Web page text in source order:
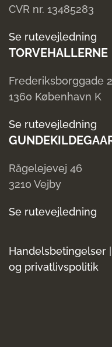
CVR nr. 13485283
Se rutevejledning
TORVEHALLERNE
Frederiksborggade
1360 København K
Se rutevejledning
Rågelejevej 46
3210 Vejby
Se rutevejledning
Handelsbetingelser
og privatlivspolitik